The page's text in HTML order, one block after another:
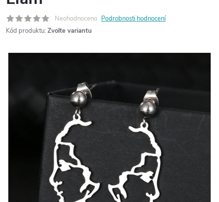
Neohodnoceno Podrobnosti hodnocení
Kód produktu: Zvolte variantu